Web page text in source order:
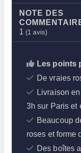
NOTE DES
1 (1 avis)
Les points
De vraies
Livraison
3h sur Paris et
Beaucoup
roses et forme
Des boîtes